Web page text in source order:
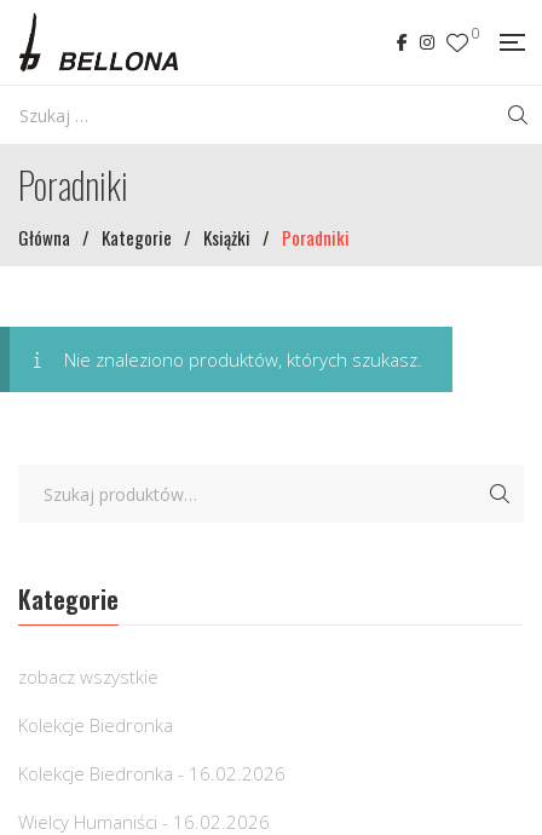
0
Poradniki
Główna / Kategorie / Książki / Poradniki
Nie znaleziono produktów, których szukasz.
Kategorie
zobacz wszystkie
Kolekcje Biedronka
Kolekcje Biedronka - 16.02.2026
Wielcy Humaniści - 16.02.2026